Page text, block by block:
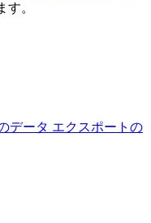
す。
データ エクスポートの